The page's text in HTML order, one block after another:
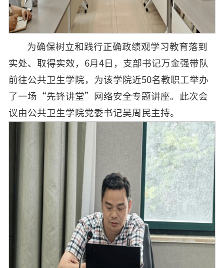
为确保树立和践行正确政绩观学习教育落到
实处、取得实效，6月4日，支部书记万金强带队
前往公共卫生学院，为该学院近50名教职工举办
了一场“先锋讲堂”网络安全专题讲座。此次会
议由公共卫生学院党委书记吴周民主持。